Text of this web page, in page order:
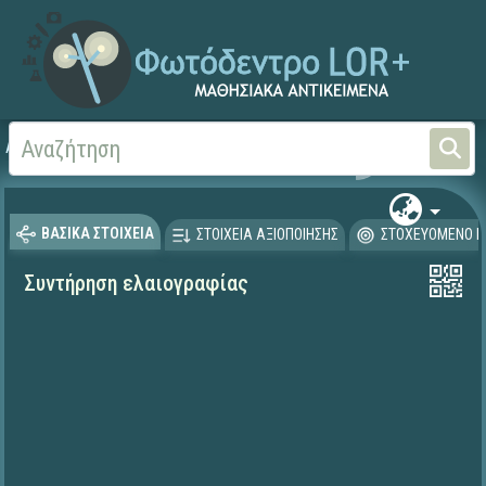
Αρχική
ΒΑΣΙΚΑ ΣΤΟΙΧΕΙΑ ΣΤΟΙΧΕΙΑ ΑΞΙΟΠΟΙΗΣΗΣ ΣΤΟΧΕΥΟΜΕΝΟ
Συντήρηση ελαιογραφίας